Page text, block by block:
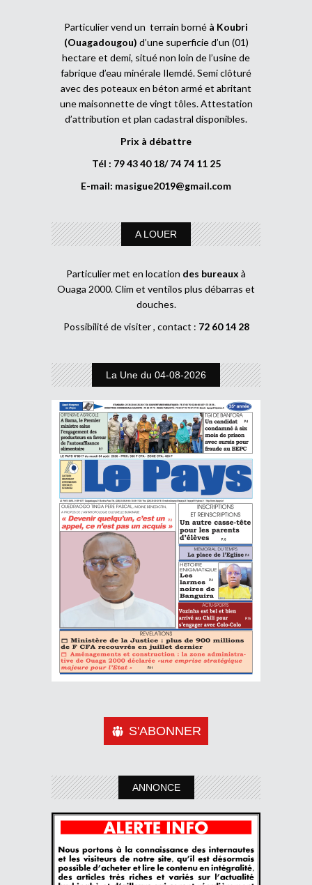
Particulier vend un terrain borné à Koubri
(Ouagadougou) d’une superficie d’un (01)
hectare et demi, situé non loin de l’usine de
fabrique d’eau minérale Ilemdé. Semi clôturé
avec des poteaux en béton armé et abritant
une maisonnette de vingt tôles. Attestation
d’attribution et plan cadastral disponibles.
Prix à débattre
Tél : 79 43 40 18/ 74 74 11 25
E-mail: masigue2019@gmail.com
A LOUER
Particulier met en location des bureaux à
Ouaga 2000. Clim et ventilos plus débarras et
douches.
Possibilité de visiter , contact : 72 60 14 28
La Une du 04-08-2026
S'ABONNER
ANNONCE